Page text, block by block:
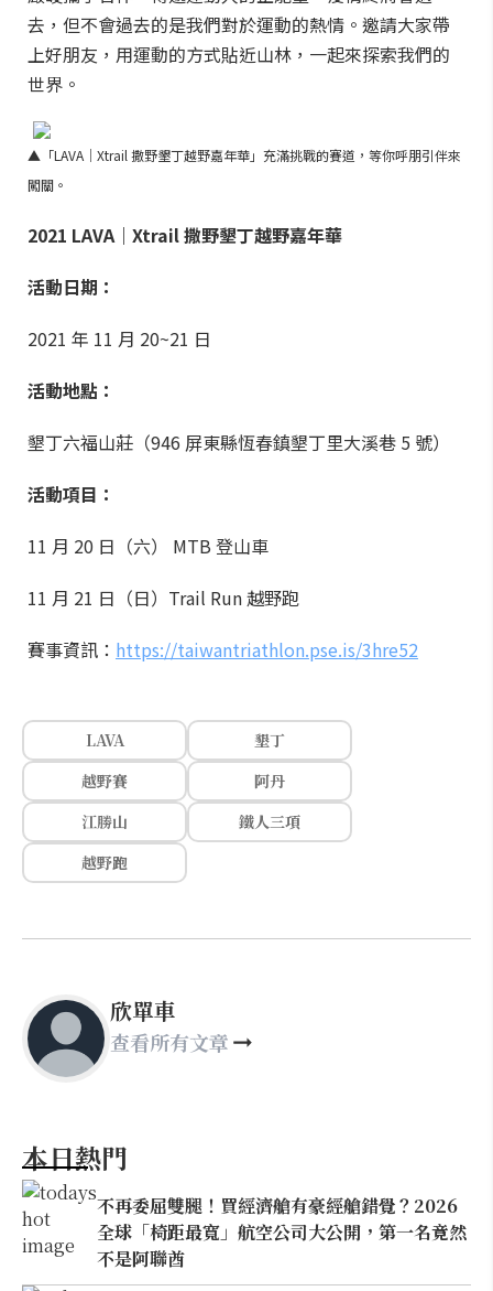
去，但不會過去的是我們對於運動的熱情。邀請大家帶
上好朋友，用運動的方式貼近山林，一起來探索我們的
世界。
▲「LAVA｜Xtrail 撒野墾丁越野嘉年華」充滿挑戰的賽道，等你呼朋引伴來
闖關。
2021 LAVA｜Xtrail 撒野墾丁越野嘉年華
活動日期：
2021 年 11 月 20~21 日
活動地點：
墾丁六福山莊（946 屏東縣恆春鎮墾丁里大溪巷 5 號）
活動項目：
11 月 20 日（六） MTB 登山車
11 月 21 日（日）Trail Run 越野跑
賽事資訊： https://taiwantriathlon.pse.is/3hre52
LAVA
墾丁
越野賽
阿丹
江勝山
鐵人三項
越野跑
欣單車
查看所有文章
本日熱門
不再委屈雙腿！買經濟艙有豪經艙錯覺？2026
全球「椅距最寬」航空公司大公開，第一名竟然
不是阿聯酋